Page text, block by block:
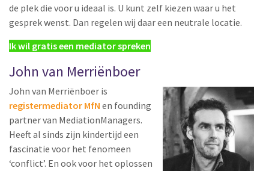
de plek die voor u ideaal is. U kunt zelf kiezen waar u het
gesprek wenst. Dan regelen wij daar een neutrale locatie.
Ik wil gratis een mediator spreken
John van Merriënboer
John van Merriënboer is
registermediator MfN en founding
partner van MediationManagers.
Heeft al sinds zijn kindertijd een
fascinatie voor het fenomeen
‘conflict’. En ook voor het oplossen